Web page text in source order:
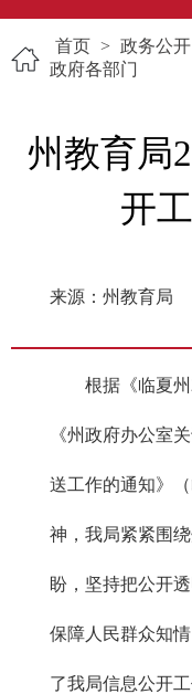
首页 > 政务公开
政府各部门
州教育局
开
来源：州教育局
根据《临夏州
《州政府办公室
送工作的通知》
神，我局紧紧围
盼，坚持把公开
保障人民群众知
了我局信息公开